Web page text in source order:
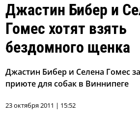
Джастин Бибер и
Гомес хотят взять
бездомного щенка
Джастин Бибер и Селена Гомес
приюте для собак в Виннипеге
23 октября 2011 | 15:52